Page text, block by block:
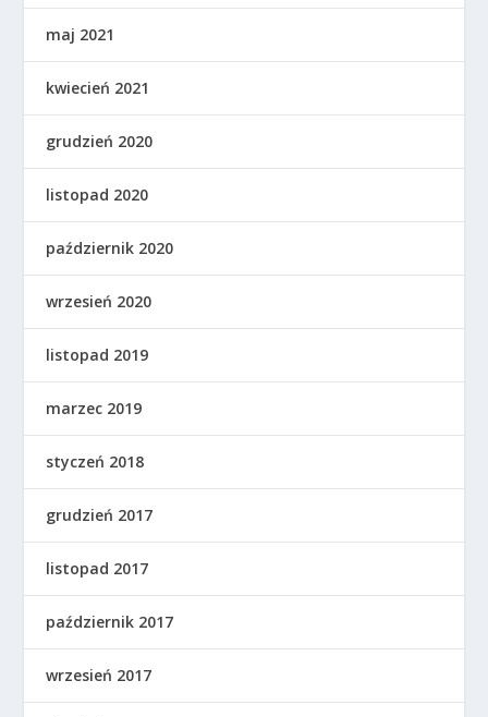
maj 2021
kwiecień 2021
grudzień 2020
listopad 2020
październik 2020
wrzesień 2020
listopad 2019
marzec 2019
styczeń 2018
grudzień 2017
listopad 2017
październik 2017
wrzesień 2017